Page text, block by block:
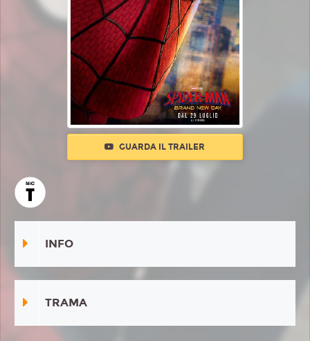
GUARDA IL TRAILER
INFO
TRAMA